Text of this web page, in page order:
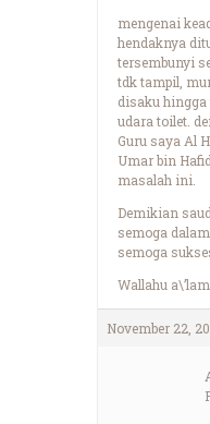
mengenai
hendaknya
tersembunyi
tdk tampil,
disaku hingga
udara toilet.
Guru saya Al
Umar bin
masalah ini.
Demikian
semoga
semoga
Wallahu a\’lam
November 22,